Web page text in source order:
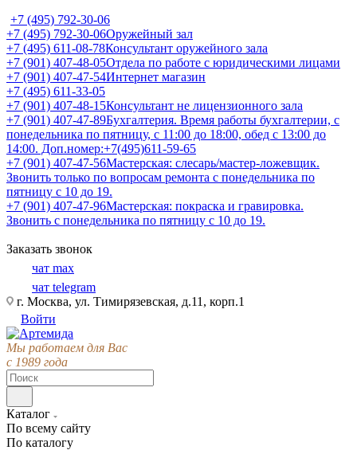
+7 (495) 792-30-06
+7 (495) 792-30-06Оружейный зал
+7 (495) 611-08-78Консультант оружейного зала
+7 (901) 407-48-05Отдела по работе с юридическими лицами
+7 (901) 407-47-54Интернет магазин
+7 (495) 611-33-05
+7 (901) 407-48-15Консультант не лицензионного зала
+7 (901) 407-47-89Бухгалтерия. Время работы бухгалтерии, с
понедельника по пятницу, с 11:00 до 18:00, обед с 13:00 до
14:00. Доп.номер:+7(495)611-59-65
+7 (901) 407-47-56Мастерская: слесарь/мастер-ложевщик.
Звонить только по вопросам ремонта с понедельника по
пятницу с 10 до 19.
+7 (901) 407-47-96Мастерская: покраска и гравировка.
Звонить с понедельника по пятницу с 10 до 19.
Заказать звонок
чат max
чат telegram
г. Москва, ул. Тимирязевская, д.11, корп.1
Войти
Мы работаем для Вас
с 1989 года
Каталог
По всему сайту
По каталогу